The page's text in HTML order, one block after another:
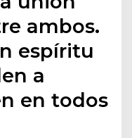
ambos.
espíritu
a
en todos